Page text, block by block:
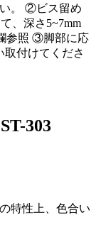
。 ②ビス留め
、深さ5~7mm
参照 ③脚部に応
取付けてくださ
303
特性上、色合い